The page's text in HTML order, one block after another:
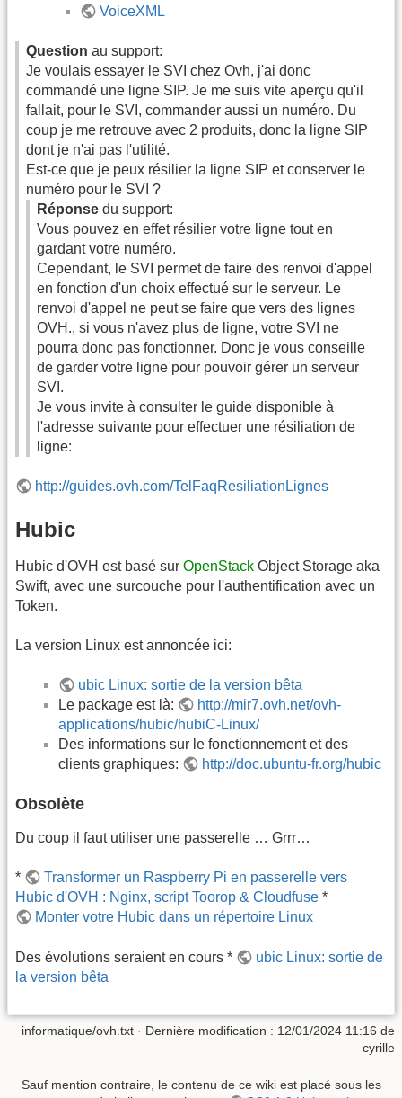
VoiceXML
Question au support:
Je voulais essayer le SVI chez Ovh, j'ai donc
commandé une ligne SIP. Je me suis vite aperçu qu'il
fallait, pour le SVI, commander aussi un numéro. Du
coup je me retrouve avec 2 produits, donc la ligne SIP
dont je n'ai pas l'utilité.
Est-ce que je peux résilier la ligne SIP et conserver le
numéro pour le SVI ?
Réponse du support:
Vous pouvez en effet résilier votre ligne tout en
gardant votre numéro.
Cependant, le SVI permet de faire des renvoi d'appel
en fonction d'un choix effectué sur le serveur. Le
renvoi d'appel ne peut se faire que vers des lignes
OVH., si vous n'avez plus de ligne, votre SVI ne
pourra donc pas fonctionner. Donc je vous conseille
de garder votre ligne pour pouvoir gérer un serveur
SVI.
Je vous invite à consulter le guide disponible à
l'adresse suivante pour effectuer une résiliation de
ligne:
http://guides.ovh.com/TelFaqResiliationLignes
Hubic
Hubic d'OVH est basé sur OpenStack Object Storage aka
Swift, avec une surcouche pour l'authentification avec un
Token.
La version Linux est annoncée ici:
ubic Linux: sortie de la version bêta
Le package est là:
http://mir7.ovh.net/ovh-
applications/hubic/hubiC-Linux/
Des informations sur le fonctionnement et des
clients graphiques:
http://doc.ubuntu-fr.org/hubic
Obsolète
Du coup il faut utiliser une passerelle … Grrr…
*
Transformer un Raspberry Pi en passerelle vers
Hubic d'OVH : Nginx, script Toorop & Cloudfuse *
Monter votre Hubic dans un répertoire Linux
Des évolutions seraient en cours *
ubic Linux: sortie de
la version bêta
informatique/ovh.txt · Dernière modification : 12/01/2024 11:16 de
cyrille
Sauf mention contraire, le contenu de ce wiki est placé sous les